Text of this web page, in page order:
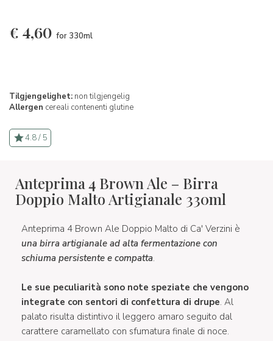
€ 4,60 for 330ml
Tilgjengelighet: non tilgjengelig
Allergen cereali contenenti glutine
4.8 / 5
Anteprima 4 Brown Ale – Birra
Doppio Malto Artigianale 330ml
Anteprima 4 Brown Ale Doppio Malto di Ca' Verzini è
una birra artigianale ad alta fermentazione con
schiuma persistente e compatta.
Le sue peculiarità sono note speziate che vengono
integrate con sentori di confettura di drupe. Al
palato risulta distintivo il leggero amaro seguito dal
carattere caramellato con sfumatura finale di noce.